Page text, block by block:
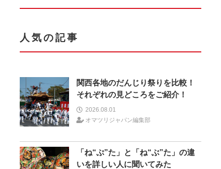
人気の記事
関西各地のだんじり祭りを比較！
それぞれの見どころをご紹介！
2026.08.01
オマツリジャパン編集部
「ね“ぷ”た」と「ね“ぶ”た」の違
いを詳しい人に聞いてみた